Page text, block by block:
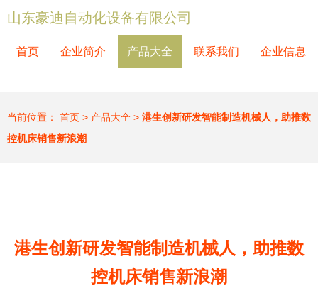
山东豪迪自动化设备有限公司
首页 企业简介 产品大全 联系我们 企业信息
当前位置： 首页 > 产品大全 > 港生创新研发智能制造机械人，助推数
控机床销售新浪潮
港生创新研发智能制造机械人，助推数
控机床销售新浪潮